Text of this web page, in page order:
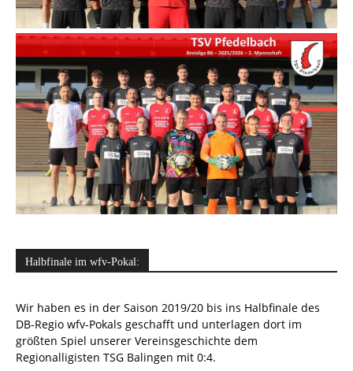
Halbfinale im wfv-Pokal:
Wir haben es in der Saison 2019/20 bis ins Halbfinale des
DB-Regio wfv-Pokals geschafft und unterlagen dort im
größten Spiel unserer Vereinsgeschichte dem
Regionalligisten TSG Balingen mit 0:4.